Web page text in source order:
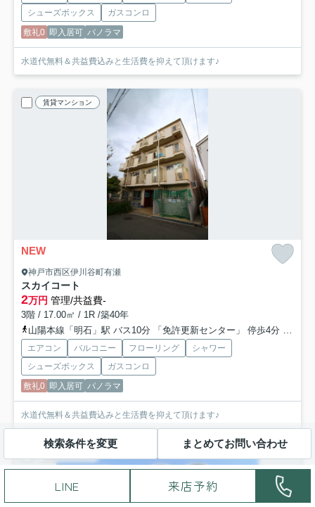
シューズボックス
ガスコンロ
敷礼0 即入居可 パノラマ
水道代無料＆共益費込みと生活費を抑えて頂けます♪
賃貸マンション
NEW
神戸市西区伊川谷町有瀬
スカイコート
2万円 管理/共益費-
3階 / 17.00㎡ / 1R /築40年
山陽本線「明石」駅 バス10分 「免許更新センター」 停歩4分
エアコン バルコニー フローリング
シャワー
シューズボックス
ガスコンロ
敷礼0 即入居可 パノラマ
水道代無料＆共益費込みと生活費を抑えて頂けます♪
検索条件を変更 まとめてお問い合わせ
LINE 来店予約